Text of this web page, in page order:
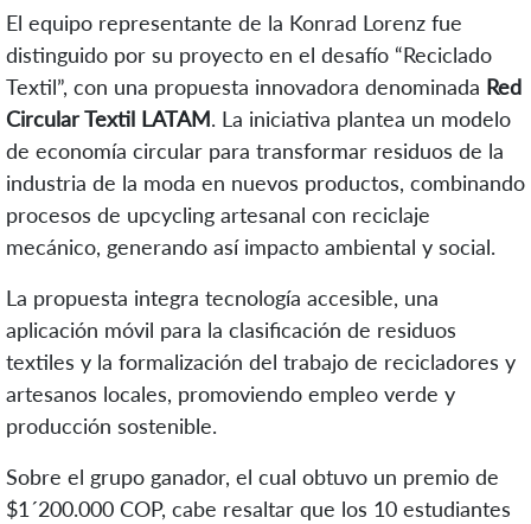
El equipo representante de la Konrad Lorenz fue
distinguido por su proyecto en el desafío “Reciclado
Textil”, con una propuesta innovadora denominada Red
Circular Textil LATAM. La iniciativa plantea un modelo
de economía circular para transformar residuos de la
industria de la moda en nuevos productos, combinando
procesos de upcycling artesanal con reciclaje
mecánico, generando así impacto ambiental y social.
La propuesta integra tecnología accesible, una
aplicación móvil para la clasificación de residuos
textiles y la formalización del trabajo de recicladores y
artesanos locales, promoviendo empleo verde y
producción sostenible.
Sobre el grupo ganador, el cual obtuvo un premio de
$1´200.000 COP, cabe resaltar que los 10 estudiantes